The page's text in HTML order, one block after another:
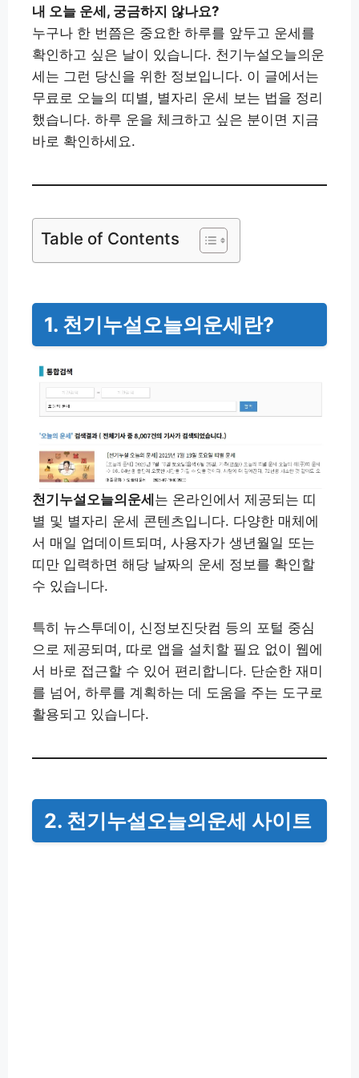
내 오늘 운세, 궁금하지 않나요?
누구나 한 번쯤은 중요한 하루를 앞두고 운세를
확인하고 싶은 날이 있습니다. 천기누설오늘의운
세는 그런 당신을 위한 정보입니다. 이 글에서는
무료로 오늘의 띠별, 별자리 운세 보는 법을 정리
했습니다. 하루 운을 체크하고 싶은 분이면 지금
바로 확인하세요.
Table of Contents
1. 천기누설오늘의운세란?
천기누설오늘의운세는 온라인에서 제공되는 띠
별 및 별자리 운세 콘텐츠입니다. 다양한 매체에
서 매일 업데이트되며, 사용자가 생년월일 또는
띠만 입력하면 해당 날짜의 운세 정보를 확인할
수 있습니다.
특히 뉴스투데이, 신정보진닷컴 등의 포털 중심
으로 제공되며, 따로 앱을 설치할 필요 없이 웹에
서 바로 접근할 수 있어 편리합니다. 단순한 재미
를 넘어, 하루를 계획하는 데 도움을 주는 도구로
활용되고 있습니다.
2. 천기누설오늘의운세 사이트